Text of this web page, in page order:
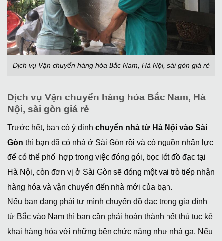
Dịch vụ Vận chuyển hàng hóa Bắc Nam, Hà Nội, sài gòn giá rẻ
Dịch vụ Vận chuyển hàng hóa Bắc Nam, Hà
Nội, sài gòn giá rẻ
Trước hết, bạn có ý định chuyển nhà từ Hà Nội vào Sài
Gòn thì bạn đã có nhà ở Sài Gòn rồi và có nguồn nhân lực
để có thể phối hợp trong việc đóng gói, bọc lót đồ đạc tại
Hà Nội, còn đơn vị ở Sài Gòn sẽ đóng một vai trò tiếp nhận
hàng hóa và vận chuyển đến nhà mới của bạn.
Nếu bạn đang phải tự mình chuyển đồ đạc trong gia đình
từ Bắc vào Nam thì bạn cần phải hoàn thành hết thủ tục kê
khai hàng hóa với những bên chức năng như nhà ga. Nếu